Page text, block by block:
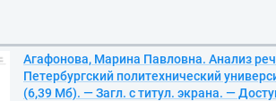
Агафонова, Марина Павловна. Анализ
Петербургский политехнический
(6,39 Мб). — Загл. с титул. экрана. —